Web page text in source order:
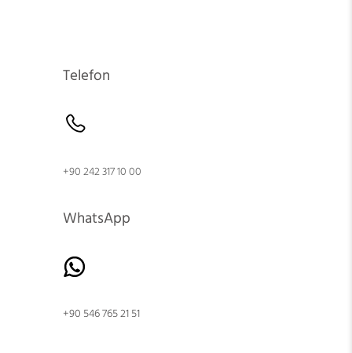
Telefon
+90 242 317 10 00
WhatsApp
+90 546 765 21 51